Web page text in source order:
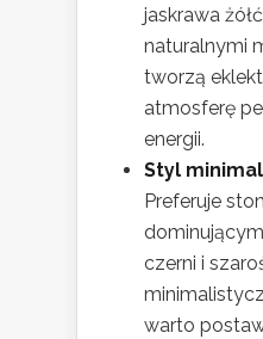
jaskrawa
naturalnymi
tworzą
atmosferę
energii.
Styl
Preferuje
czerni i
warto